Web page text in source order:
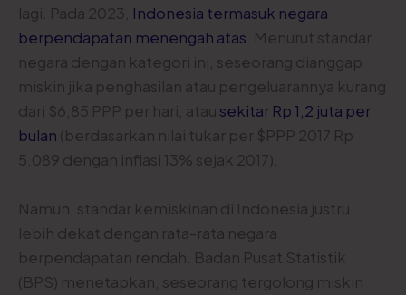
lagi. Pada 2023, Indonesia termasuk negara
berpendapatan menengah atas. Menurut standar
negara dengan kategori ini, seseorang dianggap
miskin jika penghasilan atau pengeluarannya kurang
dari $6,85 PPP per hari, atau sekitar Rp 1,2 juta per
bulan (berdasarkan nilai tukar per $PPP 2017 Rp
5.089 dengan inflasi 13% sejak 2017).
Namun, standar kemiskinan di Indonesia justru
lebih dekat dengan rata-rata negara
berpendapatan rendah. Badan Pusat Statistik
(BPS) menetapkan, seseorang tergolong miskin